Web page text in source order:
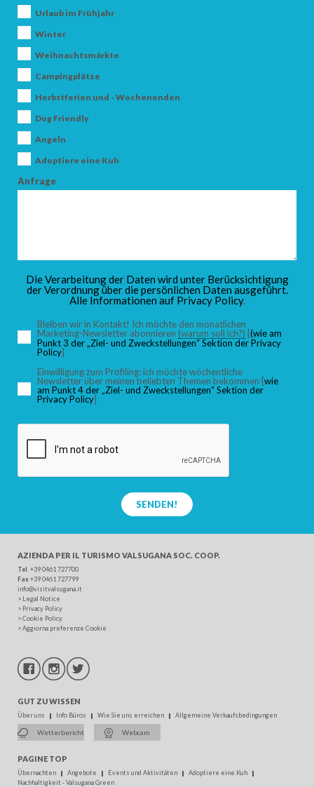
KINDER
Urlaub im Frühjahr
Winter
Weihnachtsmärkte
Campingplätze
Herbstferien und - Wochenenden
Dog Friendly
Angeln
Adoptiere eine Kuh
Anfrage
Die Verarbeitung der Daten wird unter Berücksichtigung
der Verordnung über die persönlichen Daten ausgeführt.
Alle Informationen auf Privacy Policy.
Bleiben wir in Kontakt! Ich möchte den monatlichen
Marketing-Newsletter abonnieren (warum soll ich?) [(wie am
Punkt 3 der „Ziel- und Zweckstellungen“ Sektion der Privacy
Policy]
Einwilligung zum Profiling: ich möchte wöchentliche
Newsletter über meinen beliebten Themen bekommen [wie
am Punkt 4 der „Ziel- und Zweckstellungen“ Sektion der
Privacy Policy]
SENDEN!
AZIENDA PER IL TURISMO VALSUGANA SOC. COOP.
Tel . +39 0461 727700
Fax+39 0461 727799
info@visitvalsugana.it
> Legal Notice
> Privacy Policy
>Cookie Policy
>Aggiorna preferenze Cookie
GUT ZU WISSEN
Über uns Info Büros Wie Sie uns erreichen Allgemeine Verkaufsbedingungen
Wetterbericht Webcam
PAGINE TOP
Übernachten Angebote Events und Aktivitäten
Adoptiere eine Kuh
Nachhaltigkeit - Valsugana Green